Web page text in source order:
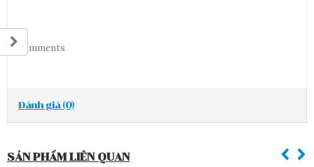
comments
Đánh giá (0)
SẢN PHẨM LIÊN QUAN